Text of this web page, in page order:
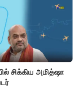
சிக்கிய அமித்ஷா